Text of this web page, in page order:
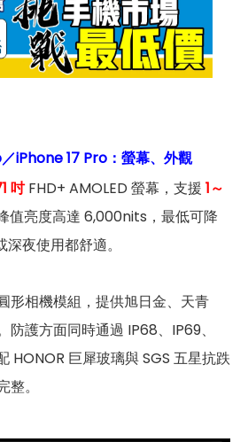
iPhone 17 Pro：螢幕、外觀
吋FHD+ AMOLED 螢幕，支援 1～
值亮度高達 6,000nits，最低可降
夜使用都舒適。
形相機模組，提供旭日金、天青
防護方面同時通過 IP68、IP69、
HONOR 巨犀玻璃與 SGS 五星抗跌
。